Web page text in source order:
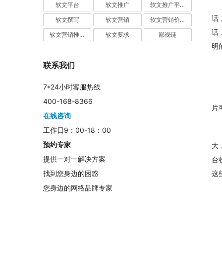
话
话
明
片
大
台
这
软文平台 软文推广 软文推广平台
软文撰写 软文营销 软文营销价值
软文营销推广 软文要求 鄙视链
联系我们
7*24小时客服热线
400-168-8366
在线咨询
工作日9：00-18：00
预约专家
提供一对一解决方案
找到您身边的困惑
您身边的网络品牌专家